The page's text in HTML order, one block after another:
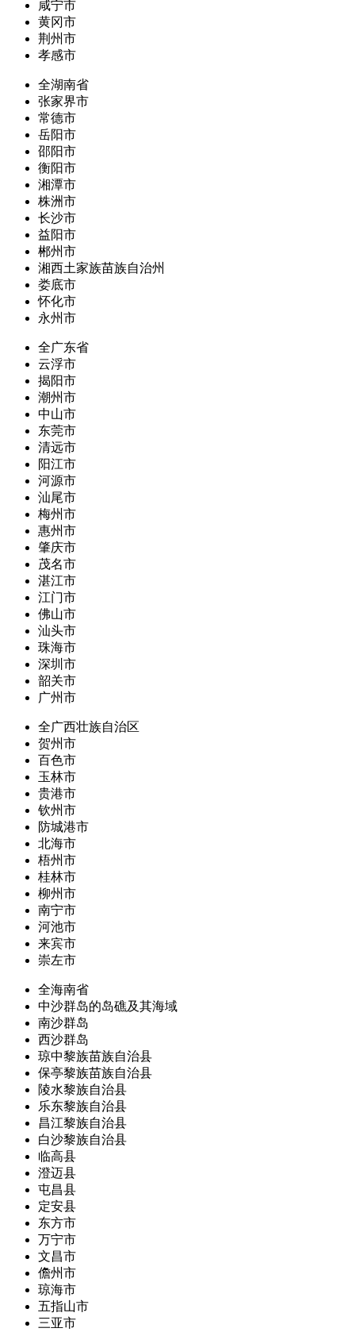
咸宁市
黄冈市
荆州市
孝感市
全湖南省
张家界市
常德市
岳阳市
邵阳市
衡阳市
湘潭市
株洲市
长沙市
益阳市
郴州市
湘西土家族苗族自治州
娄底市
怀化市
永州市
全广东省
云浮市
揭阳市
潮州市
中山市
东莞市
清远市
阳江市
河源市
汕尾市
梅州市
惠州市
肇庆市
茂名市
湛江市
江门市
佛山市
汕头市
珠海市
深圳市
韶关市
广州市
全广西壮族自治区
贺州市
百色市
玉林市
贵港市
钦州市
防城港市
北海市
梧州市
桂林市
柳州市
南宁市
河池市
来宾市
崇左市
全海南省
中沙群岛的岛礁及其海域
南沙群岛
西沙群岛
琼中黎族苗族自治县
保亭黎族苗族自治县
陵水黎族自治县
乐东黎族自治县
昌江黎族自治县
白沙黎族自治县
临高县
澄迈县
屯昌县
定安县
东方市
万宁市
文昌市
儋州市
琼海市
五指山市
三亚市